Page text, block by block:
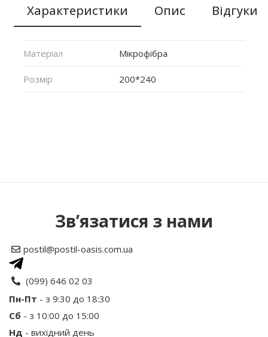
Характеристики Опис Відгуки
Матеріал Мікрофібра
Розмір 200*240
Рейтинг
Ваш відгук
Зв’язатися з нами
postil@postil-oasis.com.ua
(099) 646 02 03
Пн-Пт - з 9:30 до 18:30
Сб - з 10:00 до 15:00
Нд - вихідний день